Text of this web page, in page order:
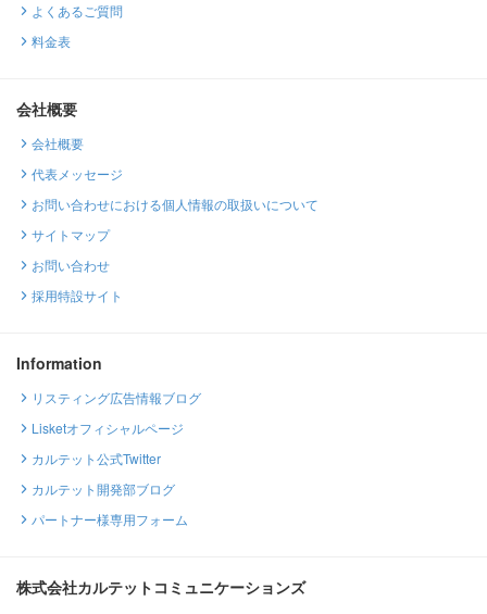
よくあるご質問
料金表
会社概要
会社概要
代表メッセージ
お問い合わせにおける個人情報の取扱いについて
サイトマップ
お問い合わせ
採用特設サイト
Information
リスティング広告情報ブログ
Lisketオフィシャルページ
カルテット公式Twitter
カルテット開発部ブログ
パートナー様専用フォーム
株式会社カルテットコミュニケーションズ